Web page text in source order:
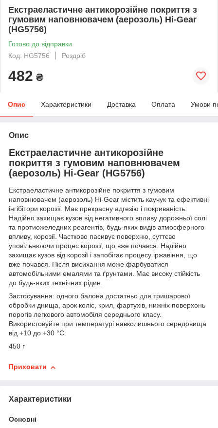
Екстраеластичне антикорозійне покриття з
гумовим наповнювачем (аерозоль) Hi-Gear
(HG5756)
Готово до відправки
Код: HG5756
Роздріб
482 ₴
Опис Характеристики Доставка Оплата Умови
Опис
Екстраеластичне антикорозійне
покриття з гумовим наповнювачем
(аерозоль) Hi-Gear (HG5756)
Екстраеластичне антикорозійне покриття з гумовим
наповнювачем (аерозоль) Hi-Gear містить каучук та ефективні
інгібітори корозії. Має прекрасну адгезію і покриваність.
Надійно захищає кузов від негативного впливу дорожньої солі
та протиожеледних реагентів, будь-яких видів атмосферного
впливу, корозії. Частково пасивує поверхню, суттєво
уповільнюючи процес корозії, що вже почався. Надійно
захищає кузов від корозії і запобігає процесу іржавіння, що
вже почався. Після висихання може фарбуватися
автомобільними емалями та ґрунтами. Має високу стійкість
до будь-яких технічних рідин.
Застосування: одного балона достатньо для тришарової
обробки днища, арок коліс, крил, фартухів, нижніх поверхонь
порогів легкового автомобіля середнього класу.
Використовуйте при температурі навколишнього середовища
від +10 до +30 °С.
450 г
Приховати
Характеристики
Основні